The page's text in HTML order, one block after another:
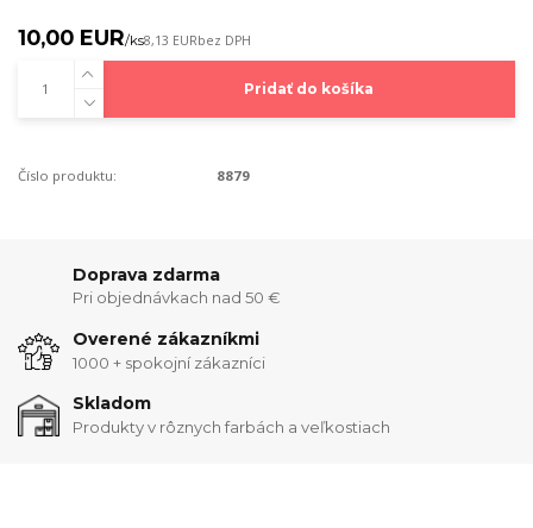
10,00 EUR/ks8,13 EURbez DPH
Pridať do košíka
Číslo produktu: 8879
Doprava zdarma
Pri objednávkach nad 50 €
Overené zákazníkmi
1000 + spokojní zákazníci
Skladom
Produkty v rôznych farbách a veľkostiach